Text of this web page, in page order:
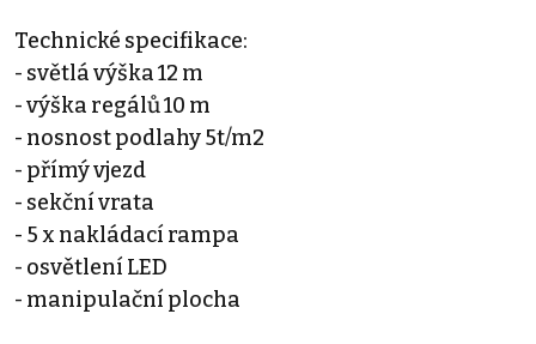
Technické specifikace:
- světlá výška 12 m
- výška regálů 10 m
- nosnost podlahy 5t/m2
- přímý vjezd
- sekční vrata
- 5 x nakládací rampa
- osvětlení LED
- manipulační plocha